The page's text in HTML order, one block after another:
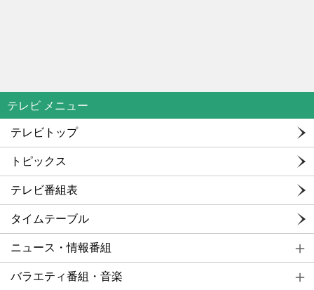
テレビ メニュー
テレビトップ
トピックス
テレビ番組表
タイムテーブル
ニュース・情報番組
バラエティ番組・音楽